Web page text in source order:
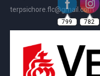
terpsichore.flc@gmail.com
799 782